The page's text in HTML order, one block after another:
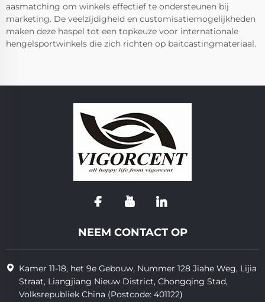
aasmatching om winkels effectief te ondersteunen bij
marketing. De veelzijdigheid en customisatiemogelijkheden
maken deze haspel tot een topkeuze voor internationale
hengelsportwinkels die zich richten op baitcastingmateriaal.
NEEM CONTACT OP
Kamer 11-18, het 9e Gebouw, Nummer 128 Jiahe Weg, Lijia
Straat, Liangjiang Nieuw District, Chongqing Stad,
Volksrepubliek China (Postcode: 401122)